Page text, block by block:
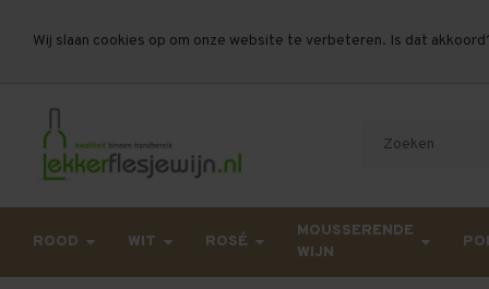
Wij slaan cookies op om onze website te verbeteren. Is dat
Let op, vanwege drukte bij PostNL kan uw
ROOD WIT ROSÉ
MOUSSERENDE
WIJN